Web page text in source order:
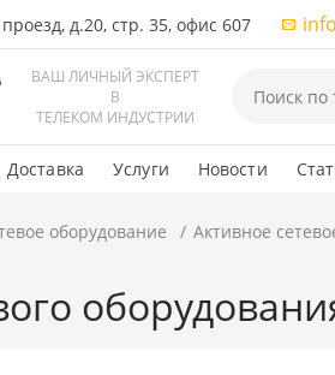
д.20, стр. 35, офис 607
ВАШ ЛИЧНЫЙ ЭКСПЕРТ
В
ТЕЛЕКОМ ИНДУСТРИИ
Доставка Услуги Новости
оборудование Активное